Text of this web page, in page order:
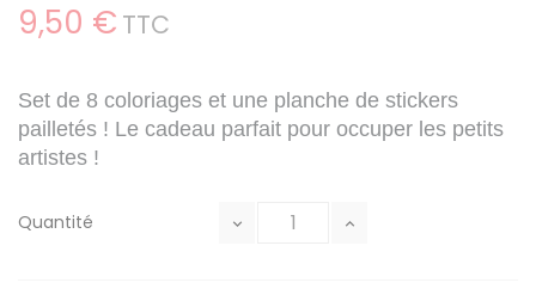
9,50 € TTC
Set de 8 coloriages et une planche de stickers
pailletés ! Le cadeau parfait pour occuper les petits
artistes !
Quantité